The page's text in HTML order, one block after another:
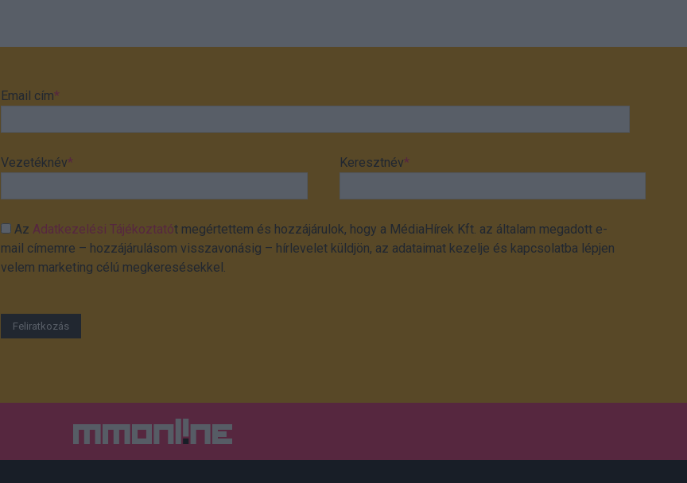
Email cím*
Vezetéknév* Keresztnév*
AzAdatkezelési Tájékoztatót megértettem és hozzájárulok, hogy a MédiaHírek Kft. az általam megadott e-
mail címemre – hozzájárulásom visszavonásig – hírlevelet küldjön, az adataimat kezelje és kapcsolatba lépjen
velem marketing célú megkeresésekkel.